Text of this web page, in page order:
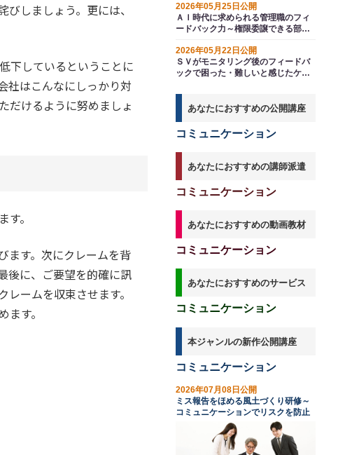
しましょう。更には、
下しているということに
社はこんなにしっかり対
だけるように努めましょ
。
ます。次にクレームを背
後に、ご要望を的確に訊
ームを収束させます。
す。
2026年05月25日公開
ＡＩ時代に求められる管理職のフィ
ードバック力～権限委譲できる部下
供」
2026年05月22日公開
ＳＶがモニタリング後のフィードバ
ックで困った・難しいと感じたケー
促すには
あなたにおすすめの公開講座
コミュニケーション
あなたにおすすめの講師派遣
コミュニケーション
あなたにおすすめの動画教材
コミュニケーション
あなたにおすすめのサービス
コミュニケーション
本ジャンルの新作公開講座
コミュニケーション
2026年07月08日公開
ミス報告をほめる風土づくり研修～
コミュニケーションでリスクを防止